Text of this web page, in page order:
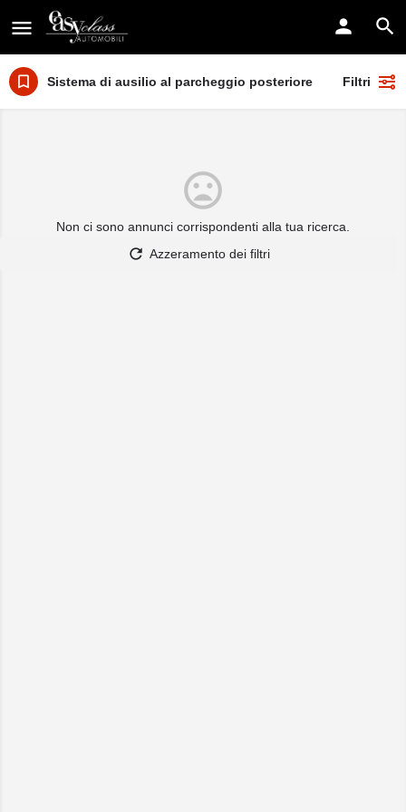
Sistema di ausilio al parcheggio posteriore Filtri
Non ci sono annunci corrispondenti alla tua ricerca.
Azzeramento dei filtri